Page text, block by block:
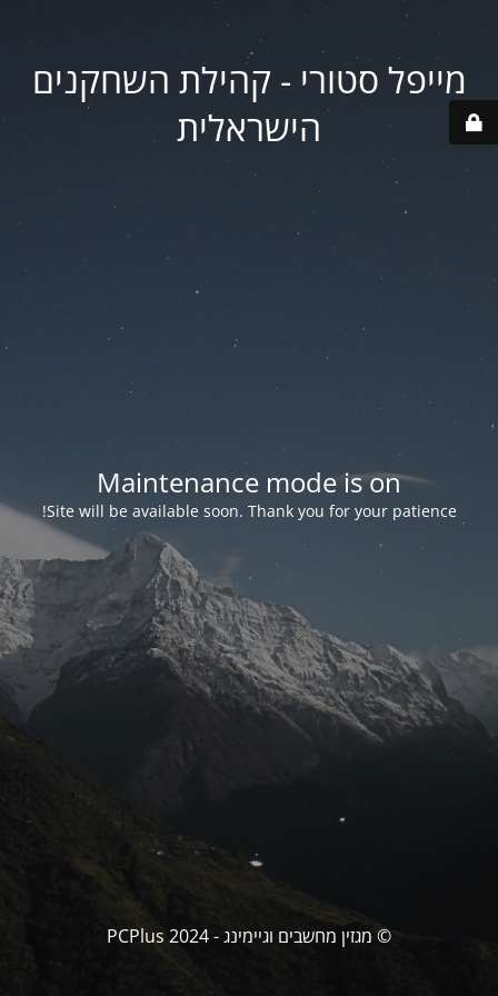
מייפל סטורי - קהילת השחקנים
הישראלית
Maintenance mode is on
Site will be available soon. Thank you for your patience!
© מגזין מחשבים וגיימינג - PCPlus 2024